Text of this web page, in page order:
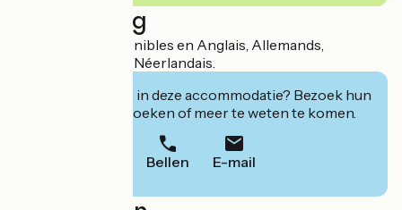
Beschrijving
Traductions disponibles en Anglais, Allemands,
Espagnol, Italiens, Néerlandais.
Geïnteresseerd in deze accommodatie? Bezoek hun
website om te boeken of meer te weten te komen.
Bellen E-mail